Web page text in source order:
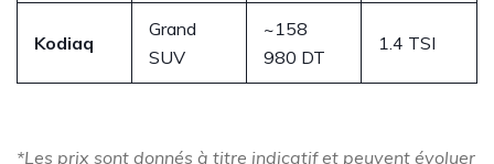
Kodiaq
Grand
SUV
~158
980 DT
1.4 TSI
*Les prix sont donnés à titre indicatif et peuvent évoluer